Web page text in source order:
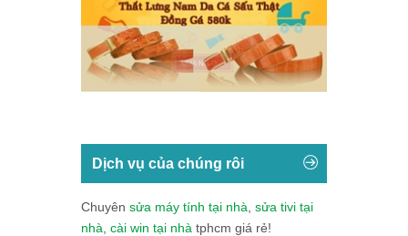
Dịch vụ của chúng rôi
Chuyên sửa máy tính tại nhà sửa tivi tại
nhà cài win tại nhà tphcm giá rẻ!